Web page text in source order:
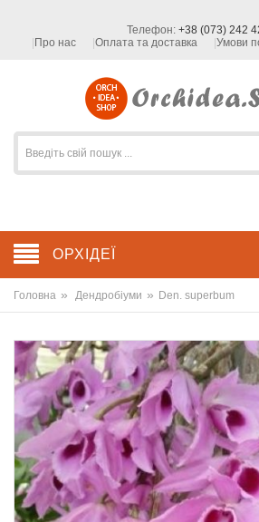
Телефон: +38 (073) 242
Про нас
Оплата та доставка Умови
ОРХІДЕЇ
Головна » Дендробіуми » Den. superbum